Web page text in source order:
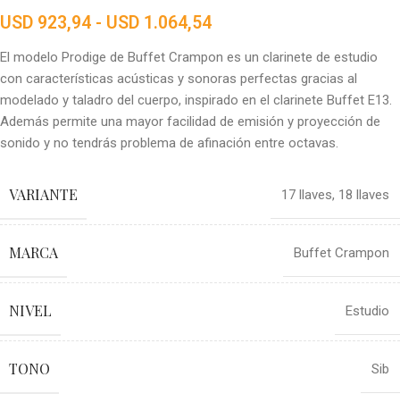
USD 923,94 - USD 1.064,54
El modelo Prodige de Buffet Crampon es un clarinete de estudio
con características acústicas y sonoras perfectas gracias al
modelado y taladro del cuerpo, inspirado en el clarinete Buffet E13.
Además permite una mayor facilidad de emisión y proyección de
sonido y no tendrás problema de afinación entre octavas.
VARIANTE 17 llaves, 18 llaves
MARCA Buffet Crampon
NIVEL Estudio
TONO Sib